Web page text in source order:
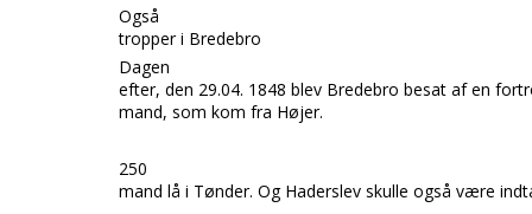
Også
tropper i Bredebro
Dagen
efter, den 29.04. 1848 blev Bredebro besat af en
mand, som kom fra Højer.
250
mand lå i Tønder. Og Haderslev skulle også være